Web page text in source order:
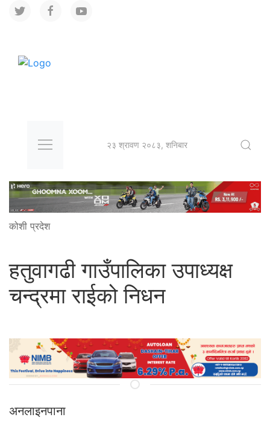
२३ श्रावण २०८३, शनिबार
कोशी प्रदेश
हतुवागढी गाउँपालिका उपाध्यक्ष
चन्द्रमा राईको निधन
अनलाइनपाना